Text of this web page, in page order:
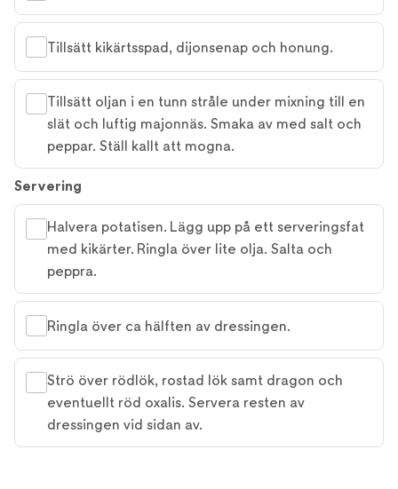
Tillsätt kikärtsspad, dijonsenap och honung.
Tillsätt oljan i en tunn stråle under mixning till en
slät och luftig majonnäs. Smaka av med salt och
peppar. Ställ kallt att mogna.
Servering
Halvera potatisen. Lägg upp på ett serveringsfat
med kikärter. Ringla över lite olja. Salta och
peppra.
Ringla över ca hälften av dressingen.
Strö över rödlök, rostad lök samt dragon och
eventuellt röd oxalis. Servera resten av
dressingen vid sidan av.